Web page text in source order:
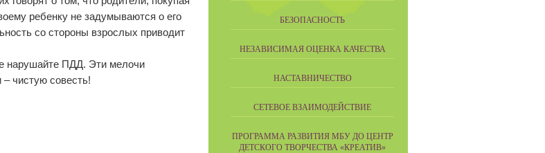
ребенку не задумываются о его
со стороны взрослых приводит
нарушайте ПДД. Эти мелочи
чистую совесть!
БЕЗОПАСНОСТЬ
НЕЗАВИСИМАЯ ОЦЕНКА КАЧЕСТВА
НАСТАВНИЧЕСТВО
СЕТЕВОЕ ВЗАИМОДЕЙСТВИЕ
ПРОГРАММА РАЗВИТИЯ МБУ ДО ЦЕНТР
ДЕТСКОГО ТВОРЧЕСТВА «КРЕАТИВ»